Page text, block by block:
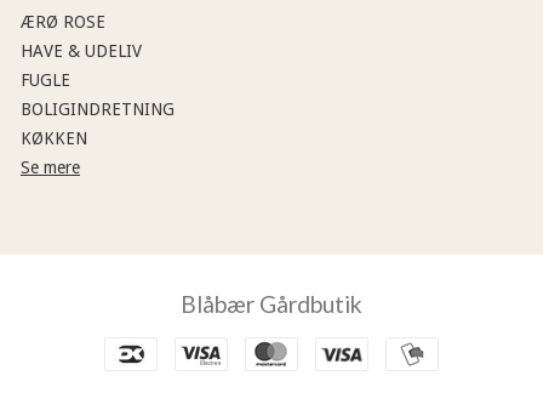
ÆRØ ROSE
HAVE & UDELIV
FUGLE
BOLIGINDRETNING
KØKKEN
Se mere
Blåbær Gårdbutik